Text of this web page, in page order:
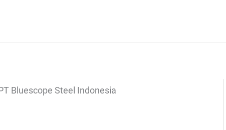
Bluescope Steel Indonesia